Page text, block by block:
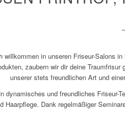
willkommen in unseren Friseur-Salons
zaubern wir dir deine
unserer stets freundlichen Art und
dynamisches und freundliches Friseur-
Haarpflege. Dank regelmäßiger